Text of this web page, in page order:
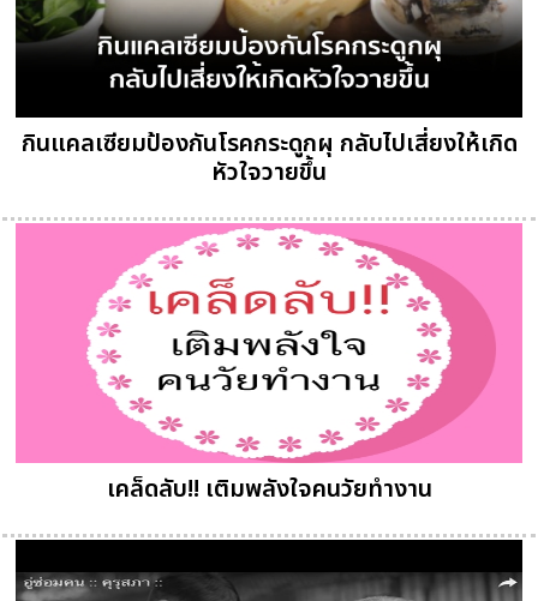
กินแคลเซียมป้องกันโรคกระดูกผุ กลับไปเสี่ยงให้เกิด
หัวใจวายขึ้น
เคล็ดลับ!! เติมพลังใจคนวัยทำงาน